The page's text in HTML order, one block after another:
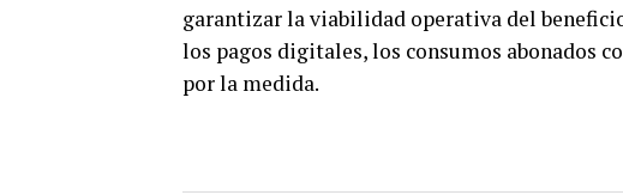
garantizar la viabilidad operativa del
los pagos digitales, los consumos abonados
por la medida.